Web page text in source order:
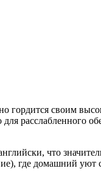
гордится своим
для расслабленного
что
где домашний уют